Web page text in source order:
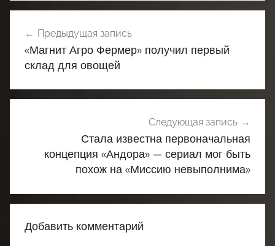
по
записям
Предыдущая запись
«Магнит Агро Фермер» получил первый
склад для овощей
Следующая запись
Стала известна первоначальная
концепция «Андора» — сериал мог быть
похож на «Миссию невыполнима»
Добавить комментарий